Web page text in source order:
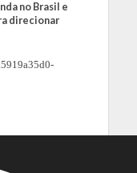
no Brasil e
direcionar